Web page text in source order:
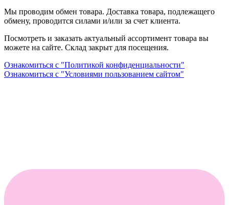
Мы проводим обмен товара. Доставка товара, подлежащего
обмену, проводится силами и/или за счет клиента.
Посмотреть и заказать актуальный ассортимент товара вы
можете на сайте. Склад закрыт для посещения.
Ознакомиться с "Политикой конфиденциальности"
Ознакомиться с "Условиями пользованием сайтом"